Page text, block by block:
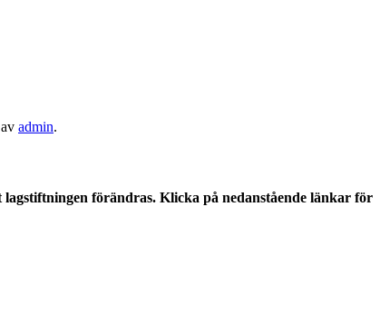
av admin.
förändras. Klicka på nedanstående länkar för